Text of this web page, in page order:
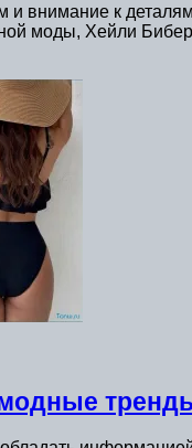
внимание к
моды, Хейли